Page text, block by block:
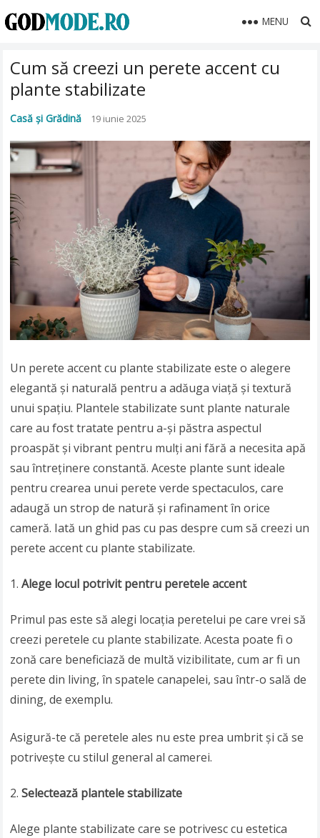
MENU
Cum să creezi un perete accent cu
plante stabilizate
Casă și Grădină 19 iunie 2025
Un perete accent cu plante stabilizate este o alegere
elegantă și naturală pentru a adăuga viață și textură
unui spațiu. Plantele stabilizate sunt plante naturale
care au fost tratate pentru a-și păstra aspectul
proaspăt și vibrant pentru mulți ani fără a necesita apă
sau întreținere constantă. Aceste plante sunt ideale
pentru crearea unui perete verde spectaculos, care
adaugă un strop de natură și rafinament în orice
cameră. Iată un ghid pas cu pas despre cum să creezi un
perete accent cu plante stabilizate.
Alege locul potrivit pentru peretele accent
Primul pas este să alegi locația peretelui pe care vrei să
creezi peretele cu plante stabilizate. Acesta poate fi o
zonă care beneficiază de multă vizibilitate, cum ar fi un
perete din living, în spatele canapelei, sau într-o sală de
dining, de exemplu.
Asigură-te că peretele ales nu este prea umbrit și că se
potrivește cu stilul general al camerei.
Selectează plantele stabilizate
Alege plante stabilizate care se potrivesc cu estetica